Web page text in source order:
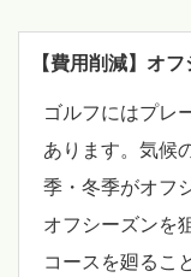
【費用削減】オ
ゴルフにはプレ
あります。気候
季・冬季がオフ
オフシーズンを
コースを廻るこ